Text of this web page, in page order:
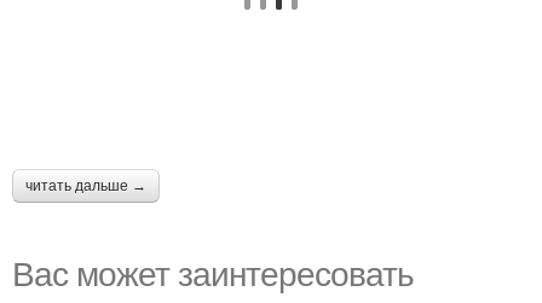
читать дальше →
Вас может заинтересовать